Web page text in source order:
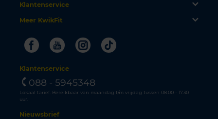
Klantenservice
Meer KwikFit
FacebookYoutubeInstagram
Tiktok
Klantenservice
088 - 5945348
Lokaal tarief. Bereikbaar van maandag t/m vrijdag tussen 08.00 - 17.30
uur.
Nieuwsbrief